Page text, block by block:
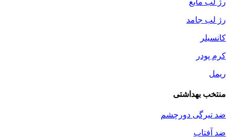
رژ لب جامد
کانسیلر
کرم پودر
ریمل
منتخب بهداشتی
ضد تیرگی دورچشم
ضد آفتاب